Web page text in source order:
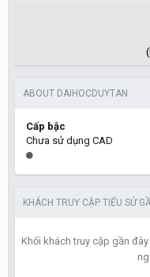
ABOUT DAIHOCDUYTAN
Cấp bậc
Chưa sử dụng CAD
KHÁCH TRUY CẬP TIỂU SỬ
Khối khách truy cập gần